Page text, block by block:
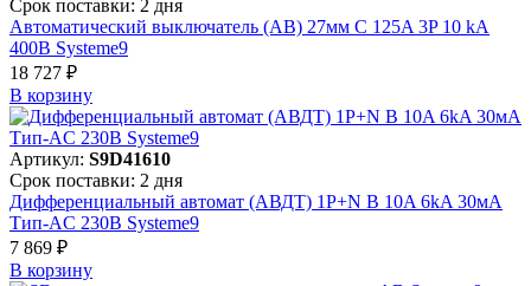
Срок поставки: 2 дня
Автоматический выключатель (АВ) 27мм C 125A 3P 10 kA
400В Systeme9
18 727 ₽
В корзинy
Артикул: S9D41610
Срок поставки: 2 дня
Дифференциальный автомат (АВДТ) 1P+N B 10A 6kA 30мА
Тип-AC 230В Systeme9
7 869 ₽
В корзинy